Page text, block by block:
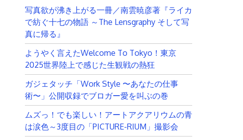
写真欲が沸き上がる一冊／南雲暁彦著『ライカ
で紡ぐ十七の物語 ～The Lensgraphy そして写
真に帰る』
ようやく言えたWelcome To Tokyo！東京
2025世界陸上で感じた生観戦の熱狂
ガジェタッチ「Work Style 〜あなたの仕事
術〜」公開収録でブロガー愛を叫ぶの巻
ムズっ！でも楽しい！アートアクアリウムの青
は涙色～3度目の「PICTURE-RIUM」撮影会